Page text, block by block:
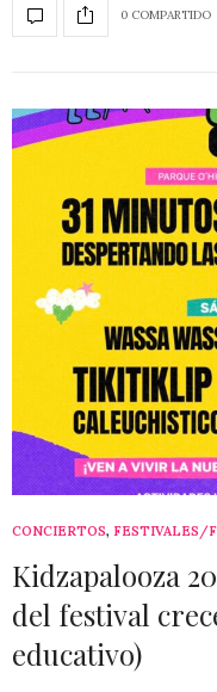
0 COMPARTIDO
CONCIERTOS, FESTIVALES/
Kidzapalooza
del festival
educativo)